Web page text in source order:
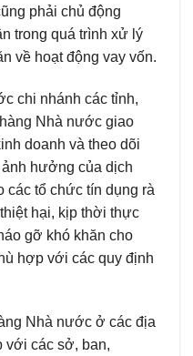
phải chủ động
trong quá trình xử lý
về hoạt động vay vốn.
chi nhánh các tỉnh,
Nhà nước giao
doanh và theo dõi
hưởng của dịch
các tổ chức tín dụng rà
hại, kịp thời thực
gỡ khó khăn cho
hợp với các quy định
Nhà nước ở các địa
với các sở, ban,